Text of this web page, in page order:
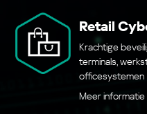
Retail
Krachtige
terminals,
officesystemen
Meer informatie